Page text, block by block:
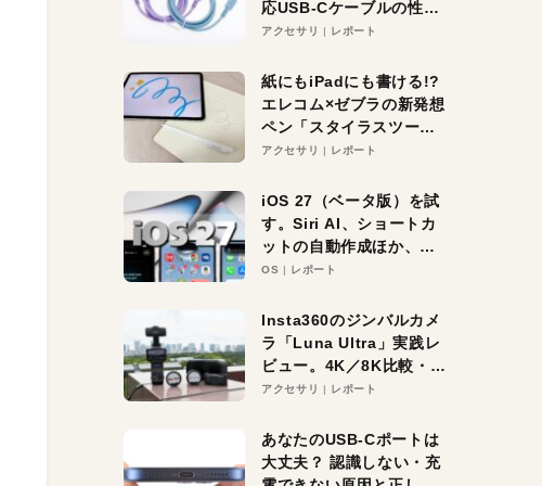
応USB-Cケーブルの性能
を検証。超コスパの1本を
アクセサリ レポート
紙にもiPadにも書ける!?
エレコム×ゼブラの新発想
ペン「スタイラスツーウ
ェイ」レビュー。持ち替
アクセサリ レポート
iOS 27（ベータ版）を試
す。Siri AI、ショートカ
ットの自動作成ほか、期
待大の便利機能5選。
る未来はすぐそこ！
OS レポート
Insta360のジンバルカメ
ラ「Luna Ultra」実践レ
ビュー。4K／8K比較・ズ
ーム・夜間撮影をチェッ
アクセサリ レポート
あなたのUSB-Cポートは
大丈夫？ 認識しない・充